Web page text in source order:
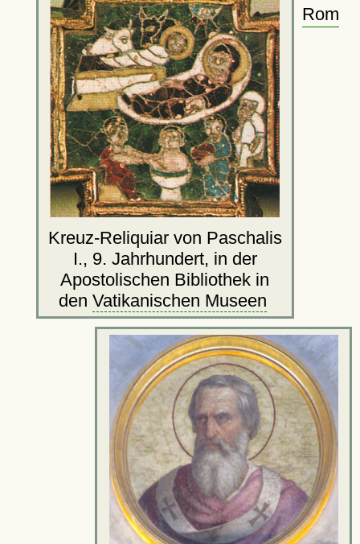
Kreuz-Reliquiar von Paschalis
I., 9. Jahrhundert, in der
Apostolischen Bibliothek in
den Vatikanischen Museen
Rom